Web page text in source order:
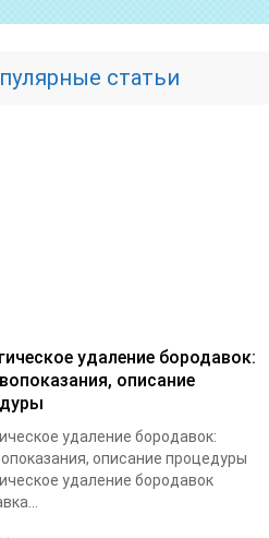
статьи
удаление бородавок:
описание
удаление бородавок:
описание процедуры
удаление бородавок